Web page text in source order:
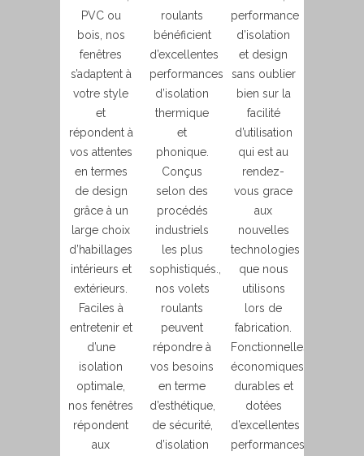
PVC ou
bois, nos
fenêtres
s’adaptent à
votre style
et
répondent à
vos attentes
en termes
de design
grâce à un
large choix
d’habillages
intérieurs et
extérieurs.
Faciles à
entretenir et
d’une
isolation
optimale,
nos fenêtres
répondent
aux
roulants
bénéficient
d’excellentes
performances
d’isolation
thermique
et
phonique.
Conçus
selon des
procédés
industriels
les plus
sophistiqués.,
nos volets
roulants
peuvent
répondre à
vos besoins
en terme
d’esthétique,
de sécurité,
d’isolation
performance
d’isolation
et design
sans oublier
bien sur la
facilité
d’utilisation
qui est au
rendez-
vous grace
aux
nouvelles
technologies
que nous
utilisons
lors de
fabrication.
Fonctionnelles,
économiques,
durables et
dotées
d’excellentes
performances